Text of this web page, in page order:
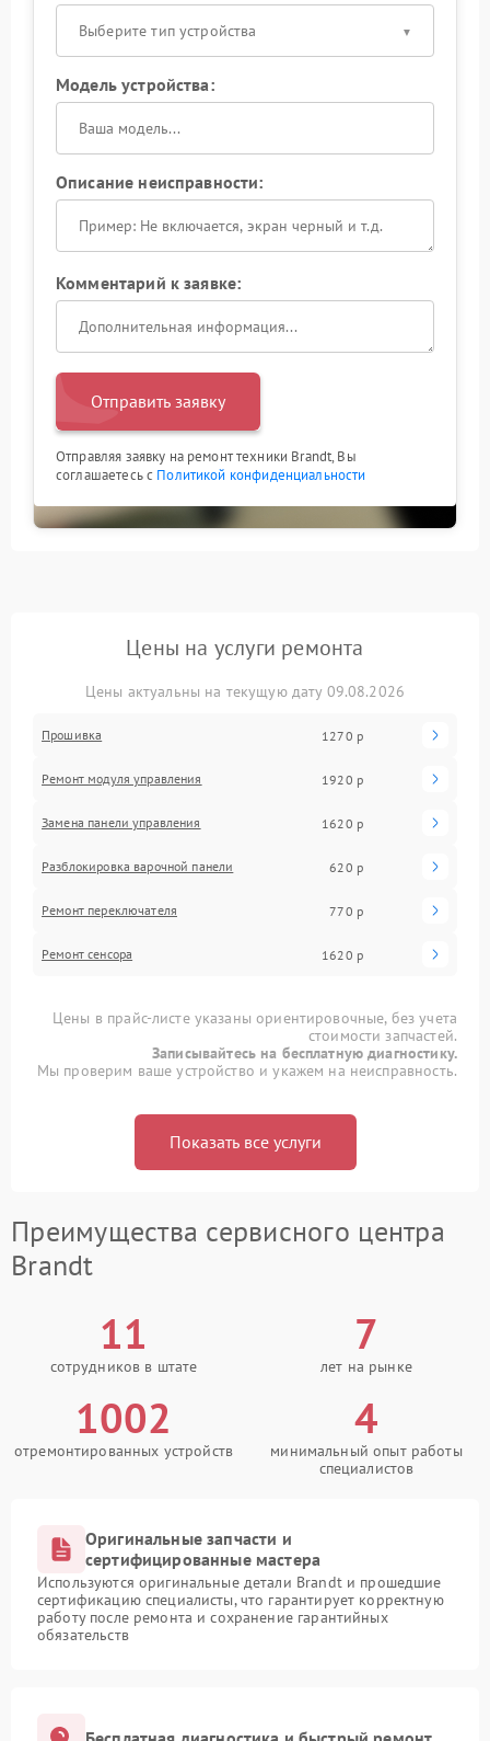
Выберите тип устройства
Модель устройства:
Описание неисправности:
Комментарий к заявке:
Отправить заявку
Отправляя заявку на ремонт техники Brandt, Вы
соглашаетесь с Политикой конфиденциальности
Цены на услуги ремонта
Цены актуальны на текущую дату 09.08.2026
Прошивка 1270 р
Ремонт модуля управления 1920 р
Замена панели управления 1620 р
Разблокировка варочной панели 620 р
Ремонт переключателя 770 р
Ремонт сенсора 1620 р
Цены в прайс-листе указаны ориентировочные, без учета
стоимости запчастей.
Записывайтесь на бесплатную диагностику.
Мы проверим ваше устройство и укажем на неисправность.
Показать все услуги
Преимущества сервисного центра
Brandt
11
сотрудников в штате
7
лет на рынке
1002
отремонтированных устройств
4
минимальный опыт работы
специалистов
Оригинальные запчасти и
сертифицированные мастера
Используются оригинальные детали Brandt и прошедшие
сертификацию специалисты, что гарантирует корректную
работу после ремонта и сохранение гарантийных
обязательств